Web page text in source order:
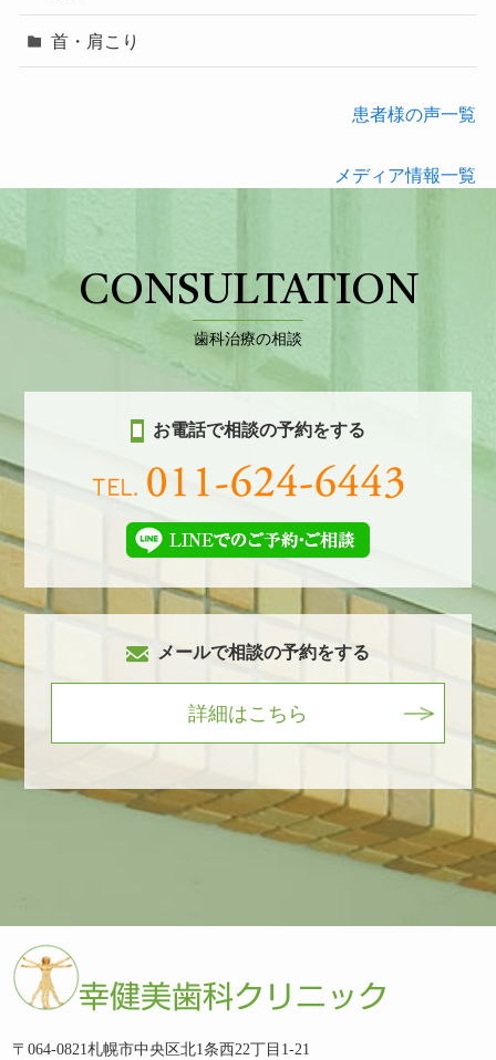
首・肩こり
患者様の声一覧
メディア情報一覧
CONSULTATION
歯科治療の相談
お電話で相談の予約をする
メールで相談の予約をする
詳細はこちら
〒064-0821札幌市中央区北1条西22丁目1-21